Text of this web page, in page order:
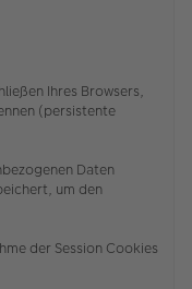
Ihres Browsers,
(persistente
Daten
um den
der Session Cookies